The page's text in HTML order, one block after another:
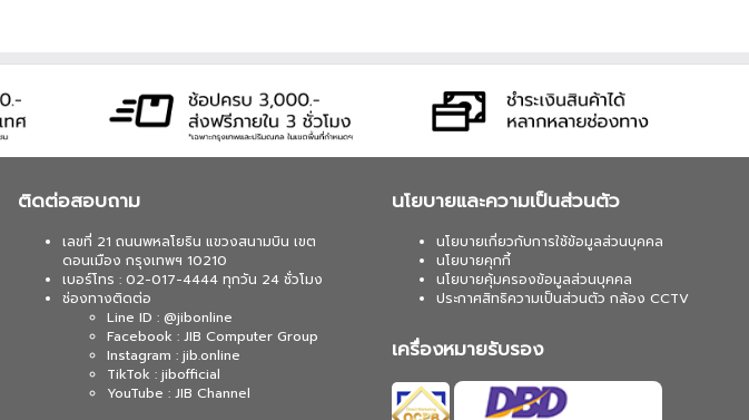
ติดต่อสอบถาม
เลขที่ 21 ถนนพหลโยธิน แขวงสนามบิน เขต
ดอนเมือง กรุงเทพฯ 10210
เบอร์โทร : 02-017-4444 ทุกวัน 24 ชั่วโมง
ช่องทางติดต่อ
Line ID : @jibonline
Facebook : JIB Computer Group
Instagram : jib.online
TikTok : jibofficial
YouTube : JIB Channel
นโยบายและความเป็นส่วนตัว
นโยบายเกี่ยวกับการใช้ข้อมูลส่วนบุคคล
นโยบายคุกกี้
นโยบายคุ้มครองข้อมูลส่วนบุคคล
ประกาศสิทธิความเป็นส่วนตัว กล้อง CCTV
เครื่องหมายรับรอง